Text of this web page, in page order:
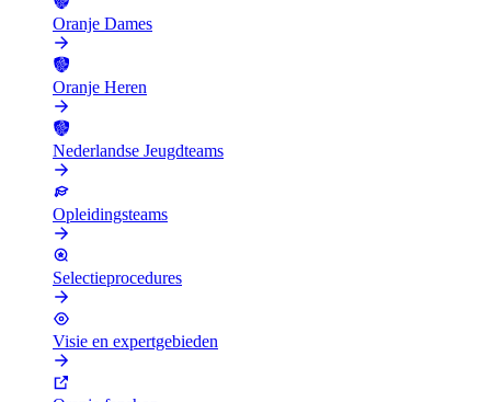
Oranje Dames
Oranje Heren
Nederlandse Jeugdteams
Opleidingsteams
Selectieprocedures
Visie en expertgebieden